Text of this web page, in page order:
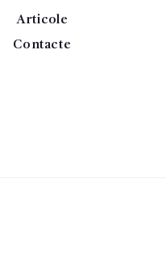
Articole
Contacte